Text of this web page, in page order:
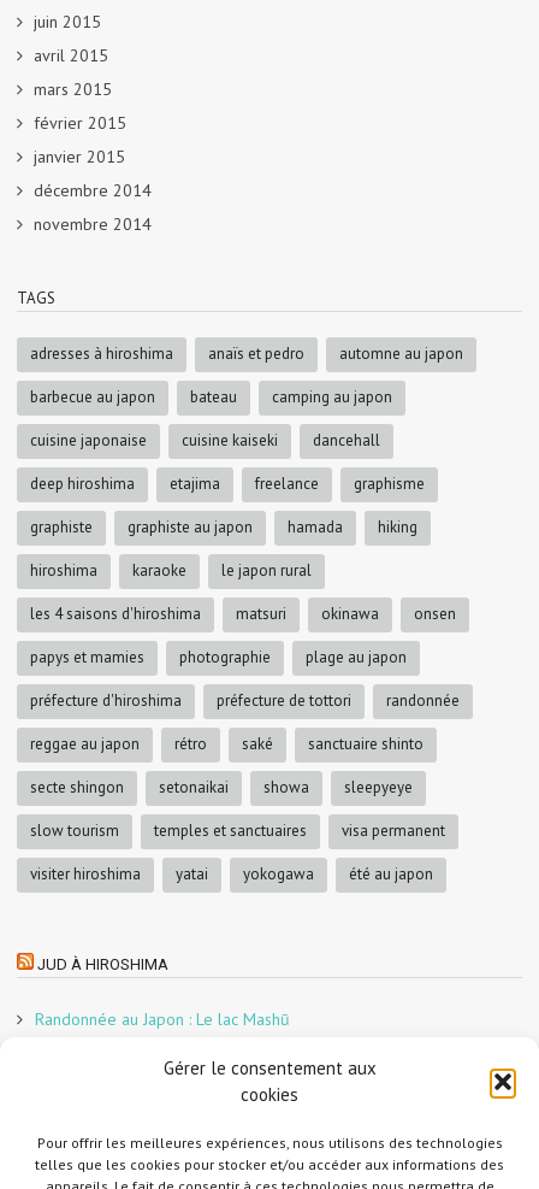
Gérer le consentement aux
cookies
Pour offrir les meilleures expériences, nous utilisons des technologies
telles que les cookies pour stocker et/ou accéder aux informations des
juin 2015
avril 2015
mars 2015
février 2015
janvier 2015
décembre 2014
novembre 2014
TAGS
adresses à hiroshima anaïs et pedro automne au japon
barbecue au japon bateau camping au japon
cuisine japonaise cuisine kaiseki dancehall
deep hiroshima etajima freelance graphisme
graphiste graphiste au japon hamada hiking
hiroshima karaoke le japon rural
les 4 saisons d'hiroshima matsuri okinawa onsen
papys et mamies photographie plage au japon
préfecture d'hiroshima préfecture de tottori randonnée
reggae au japon rétro saké sanctuaire shinto
secte shingon setonaikai showa sleepyeye
slow tourism temples et sanctuaires visa permanent
visiter hiroshima yatai yokogawa été au japon
JUD À HIROSHIMA
Randonnée au Japon : Le lac Mashū
En direct sur Adobe France !
Un café et des cabanes dans la forêt
Slow Tourism à Tomo-no-Ura